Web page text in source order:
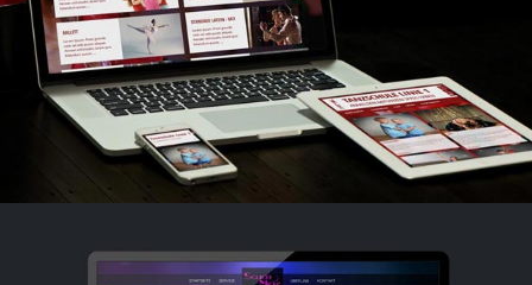
Tanzschule Linie 1 responsive Website Design